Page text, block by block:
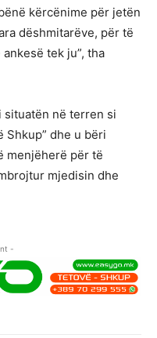
kërcënime për jetën
dëshmitarëve, për të
tek ju”, tha
situatën në terren si
Shkup” dhe u bëri
menjëherë për të
mjedisin dhe
-